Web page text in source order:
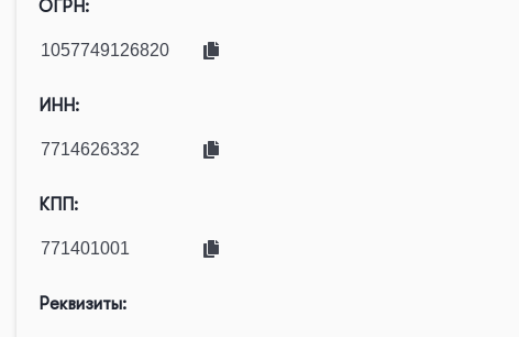
ОГРН:
ИНН:
КПП:
Реквизиты: